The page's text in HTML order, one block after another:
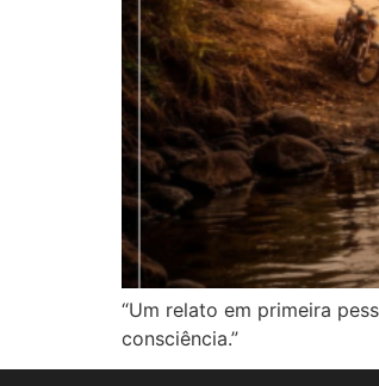
“Um relato em primeira
consciência.”